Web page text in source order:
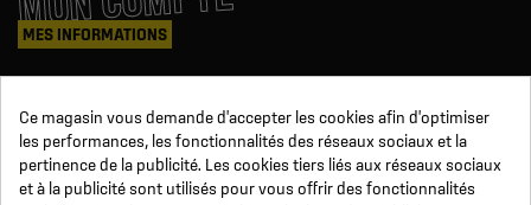
MES INFORMATIONS
Avoirs
Informations
Suivi de commande
Devenez revendeur
Ce magasin vous demande d'accepter les cookies afin d'optimiser
les performances, les fonctionnalités des réseaux sociaux et la
pertinence de la publicité. Les cookies tiers liés aux réseaux sociaux
et à la publicité sont utilisés pour vous offrir des fonctionnalités